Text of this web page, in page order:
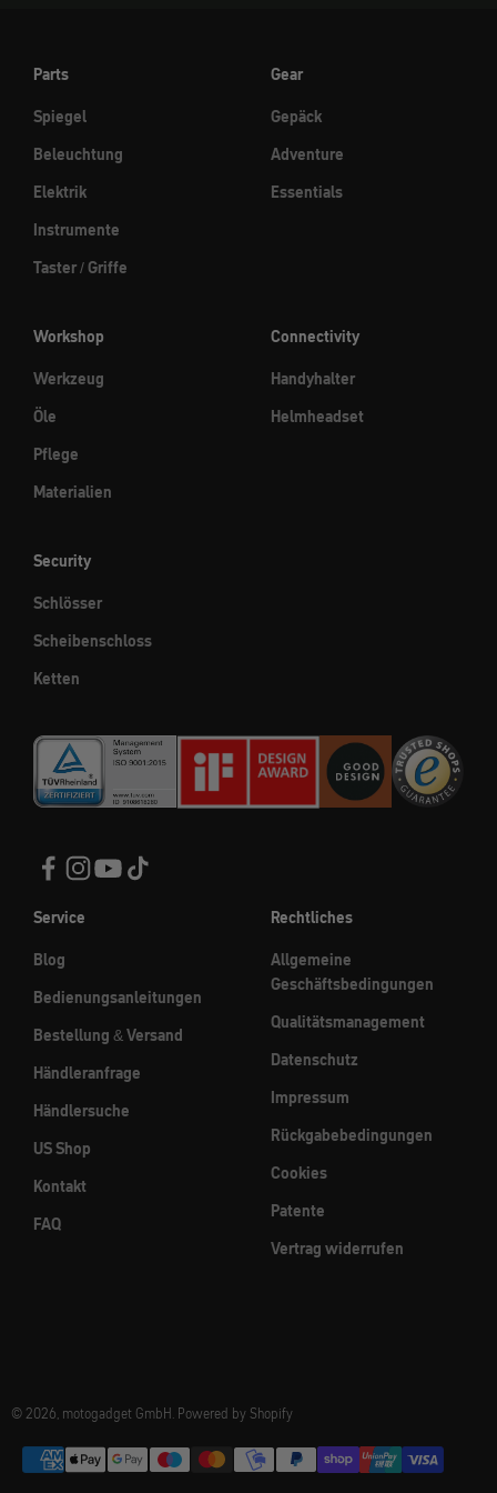
Parts
Spiegel
Beleuchtung
Elektrik
Instrumente
Taster / Griffe
Gear
Gepäck
Adventure
Essentials
Workshop
Werkzeug
Öle
Pflege
Materialien
Connectivity
Handyhalter
Helmheadset
Security
Schlösser
Scheibenschloss
Ketten
Service
Blog
Bedienungsanleitungen
Bestellung & Versand
Händleranfrage
Händlersuche
US Shop
Kontakt
FAQ
Rechtliches
Allgemeine
Geschäftsbedingungen
Qualitätsmanagement
Datenschutz
Impressum
Rückgabebedingungen
Cookies
Patente
Vertrag widerrufen
© 2026, motogadget GmbH. Powered by Shopify